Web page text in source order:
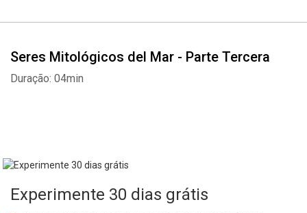
Seres Mitológicos del Mar - Parte Tercera
Duração: 04min
Experimente 30 dias grátis